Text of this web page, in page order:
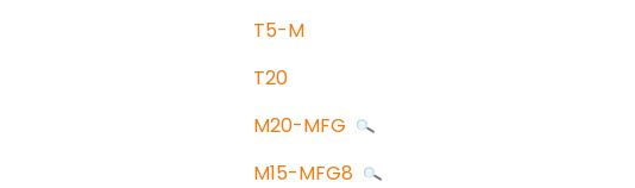
T5-M
T20
M20-MFG
M15-MFG8